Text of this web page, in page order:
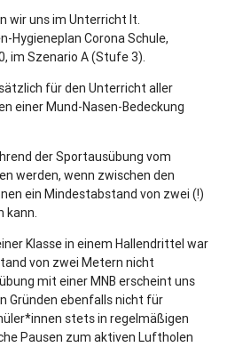
wir uns im Unterricht lt.
Hygieneplan Corona Schule,
im Szenario A (Stufe 3).
für den Unterricht aller
einer Mund-Nasen-Bedeckung
der Sportausübung vom
werden, wenn zwischen den
ein Mindestabstand von zwei (!)
kann.
Klasse in einem Hallendrittel war
von zwei Metern nicht
mit einer MNB erscheint uns
Gründen ebenfalls nicht für
stets in regelmäßigen
Pausen zum aktiven Luftholen